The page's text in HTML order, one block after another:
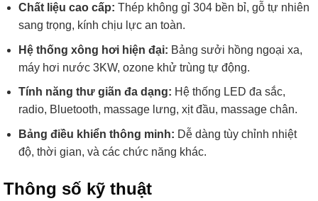
Chất liệu cao cấp: Thép không gỉ 304 bền bỉ, gỗ tự nhiên
sang trọng, kính chịu lực an toàn.
Hệ thống xông hơi hiện đại: Bảng sưởi hồng ngoại xa,
máy hơi nước 3KW, ozone khử trùng tự động.
Tính năng thư giãn đa dạng: Hệ thống LED đa sắc,
radio, Bluetooth, massage lưng, xịt đầu, massage chân.
Bảng điều khiển thông minh: Dễ dàng tùy chỉnh nhiệt
độ, thời gian, và các chức năng khác.
Thông số kỹ thuật